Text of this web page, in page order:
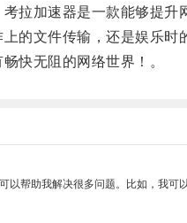
加速器是一款能够提升
文件传输，还是娱乐时
无阻的网络世界！。
以帮助我解决很多问题。比如，我可